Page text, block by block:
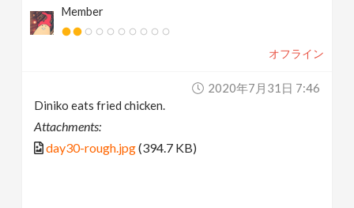
Member
オフライン
2020年7月31日 7:46
Diniko eats fried chicken.
Attachments:
day30-rough.jpg(394.7 KB)